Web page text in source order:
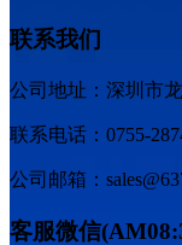
联系我们
公司地址：深圳市
联系电话：0755-
公司邮箱：
客服微信